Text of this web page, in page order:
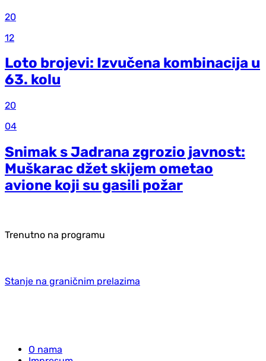
20
12
Loto brojevi: Izvučena kombinacija u
63. kolu
20
04
Snimak s Jadrana zgrozio javnost:
Muškarac džet skijem ometao
avione koji su gasili požar
Trenutno na programu
Stanje na graničnim prelazima
O nama